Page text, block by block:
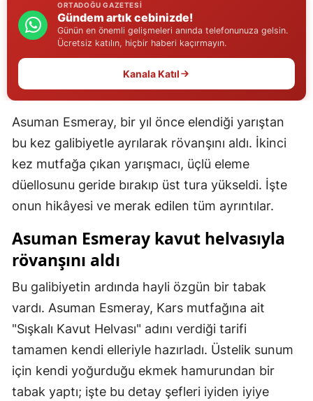
Eskişehir
Gaziantep
Giresun
Gümüşhane
Hakkari
Isparta
Mersin
İstanbul
Kastamonu
Kayseri
Kırklareli
ORTADOĞU GAZETESI
Gündem artık cebinizde!
Günün en önemli gelişmeleri anında telefonunuza gelsin.
Ücretsiz katılın, hiçbir haberi kaçırmayın.
Kanala Katıl
Asuman Esmeray, bir yıl önce elendiği yarıştan
bu kez galibiyetle ayrılarak rövanşını aldı. İkinci
kez mutfağa çıkan yarışmacı, üçlü eleme
düellosunu geride bırakıp üst tura yükseldi. İşte
onun hikâyesi ve merak edilen tüm ayrıntılar.
Asuman Esmeray kavut helvasıyla
rövanşını aldı
Bu galibiyetin ardında hayli özgün bir tabak
vardı. Asuman Esmeray, Kars mutfağına ait
"Sışkalı Kavut Helvası" adını verdiği tarifi
tamamen kendi elleriyle hazırladı. Üstelik sunum
için kendi yoğurduğu ekmek hamurundan bir
tabak yaptı; işte bu detay şefleri iyiden iyiye